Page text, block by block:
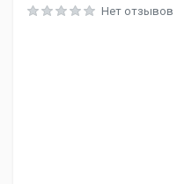
Нет отзывов